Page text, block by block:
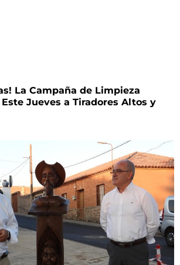
La Campaña de Limpieza
Jueves a Tiradores Altos y